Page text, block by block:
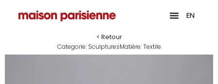
EN
< Retour
Categorie: SculpturesMatière:Textile